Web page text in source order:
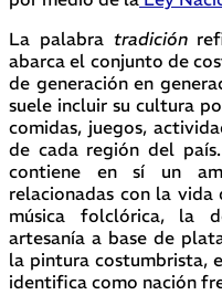
La palabra tradición
abarca el conjunto de
de generación en
suele incluir su cultura
comidas, juegos,
de cada región del
contiene en sí un
relacionadas con la
música folclórica, la
artesanía a base de
la pintura costumbrista,
identifica como nación